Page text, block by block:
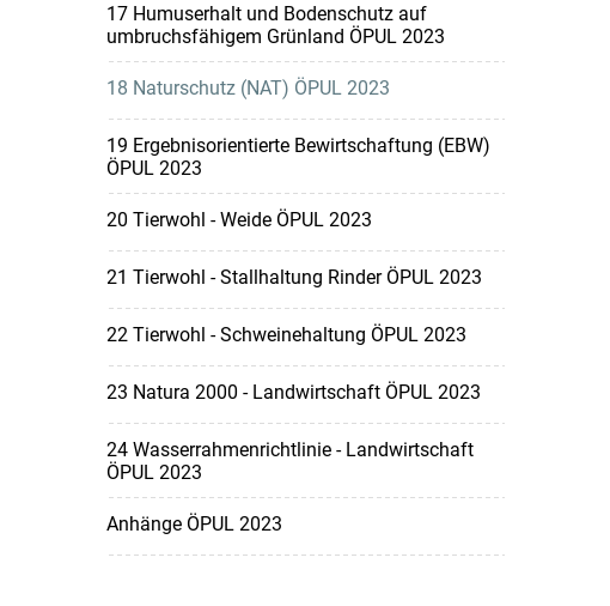
17 Humuserhalt und Bodenschutz auf
umbruchsfähigem Grünland ÖPUL 2023
18 Naturschutz (NAT) ÖPUL 2023
19 Ergebnisorientierte Bewirtschaftung (EBW)
ÖPUL 2023
20 Tierwohl - Weide ÖPUL 2023
21 Tierwohl - Stallhaltung Rinder ÖPUL 2023
22 Tierwohl - Schweinehaltung ÖPUL 2023
23 Natura 2000 - Landwirtschaft ÖPUL 2023
24 Wasserrahmenrichtlinie - Landwirtschaft
ÖPUL 2023
Anhänge ÖPUL 2023